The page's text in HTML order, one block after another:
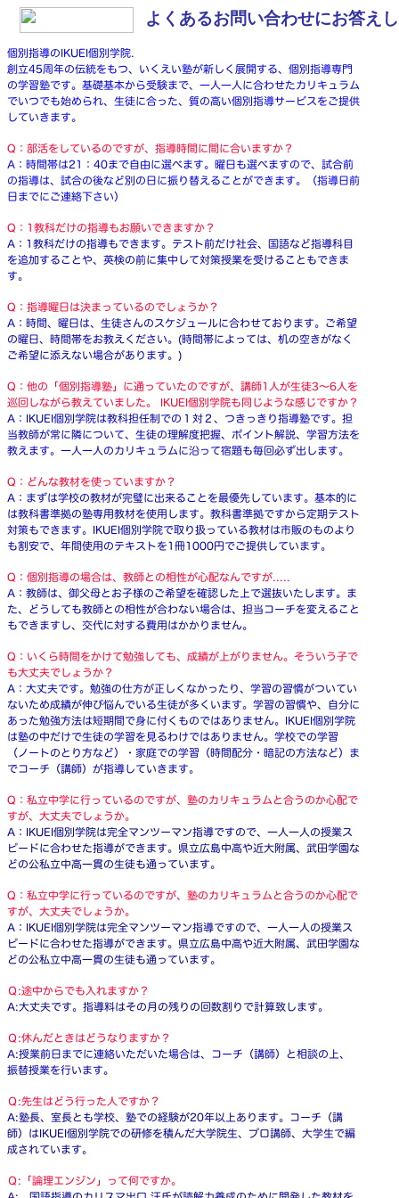
よくあるお問い合わせにお答え